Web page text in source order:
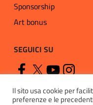
Sponsorship
Art bonus
SEGUICI SU
Il sito usa cookie per
preferenze e le